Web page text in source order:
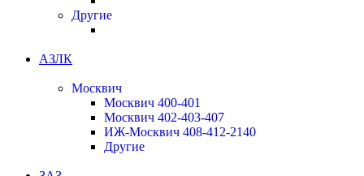
Другие
АЗЛК
Москвич
Москвич 400-401
Москвич 402-403-407
ИЖ-Москвич 408-412-2140
Другие